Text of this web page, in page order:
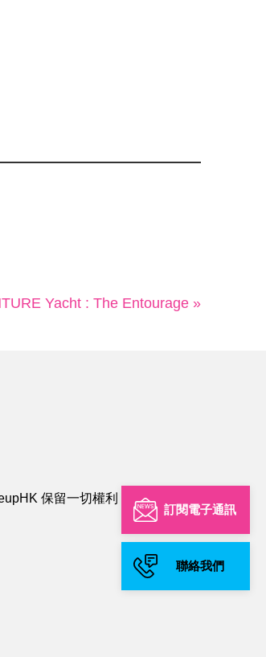
訂閱電子通訊
聯絡我們
Yacht : The Entourage »
保留一切權利